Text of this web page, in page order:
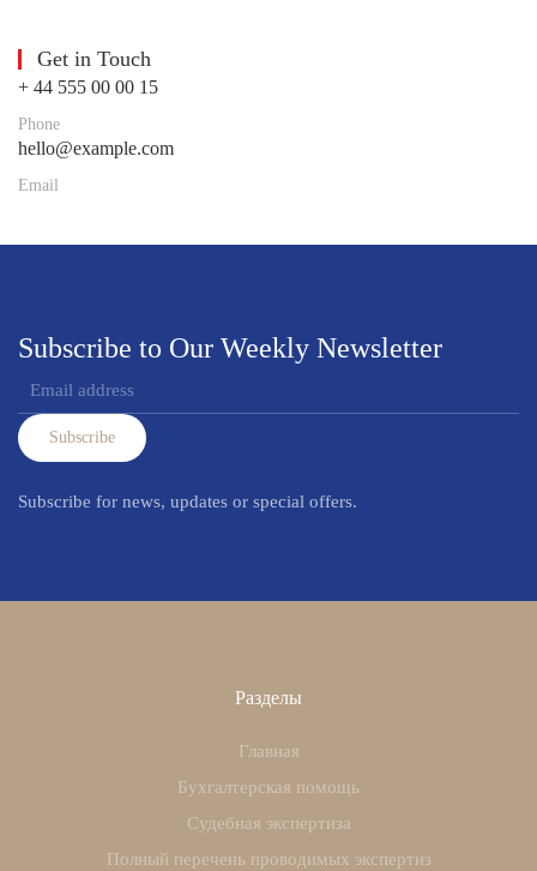
Get in Touch
+ 44 555 00 00 15
Phone
hello@example.com
Email
Subscribe to Our Weekly Newsletter
Subscribe
Subscribe for news, updates or special offers.
Разделы
Главная
Бухгалтерская помощь
Судебная экспертиза
Полный перечень проводимых экспертиз